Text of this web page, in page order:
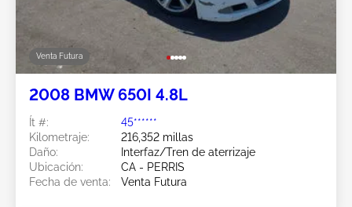
Venta Futura
2008 BMW 650I 4.8L
Ít #:
45******
Kilometraje:
216,352 millas
Daño:
Interfaz/Tren de aterrizaje
Ubicación:
CA - PERRIS
Fecha de venta:
Venta Futura